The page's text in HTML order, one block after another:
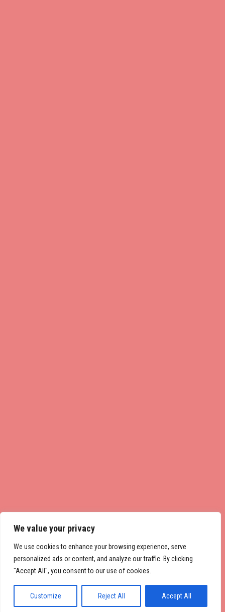
We value your privacy
We use cookies to enhance your browsing experience, serve
personalized ads or content, and analyze our traffic. By clicking
"Accept All", you consent to our use of cookies.
Customize Reject All Accept All